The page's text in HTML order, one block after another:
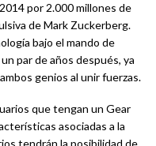
por 2.000 millones de
de Mark Zuckerberg.
bajo el mando de
par de años después, ya
genios al unir fuerzas.
que tengan un Gear
asociadas a la